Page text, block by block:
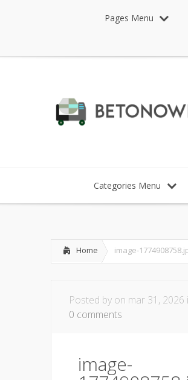
Pages Menu
Categories Menu
Home image-
Posted by on mar 31, 2026
0 comments
image-